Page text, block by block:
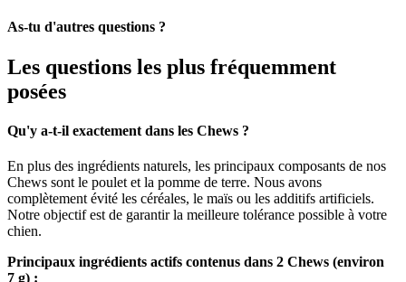
As-tu d'autres questions ?
Les questions les plus fréquemment
posées
Qu'y a-t-il exactement dans les Chews ?
En plus des ingrédients naturels, les principaux composants de nos
Chews sont le poulet et la pomme de terre. Nous avons
complètement évité les céréales, le maïs ou les additifs artificiels.
Notre objectif est de garantir la meilleure tolérance possible à votre
chien.
Principaux ingrédients actifs contenus dans 2 Chews (environ
7 g) :